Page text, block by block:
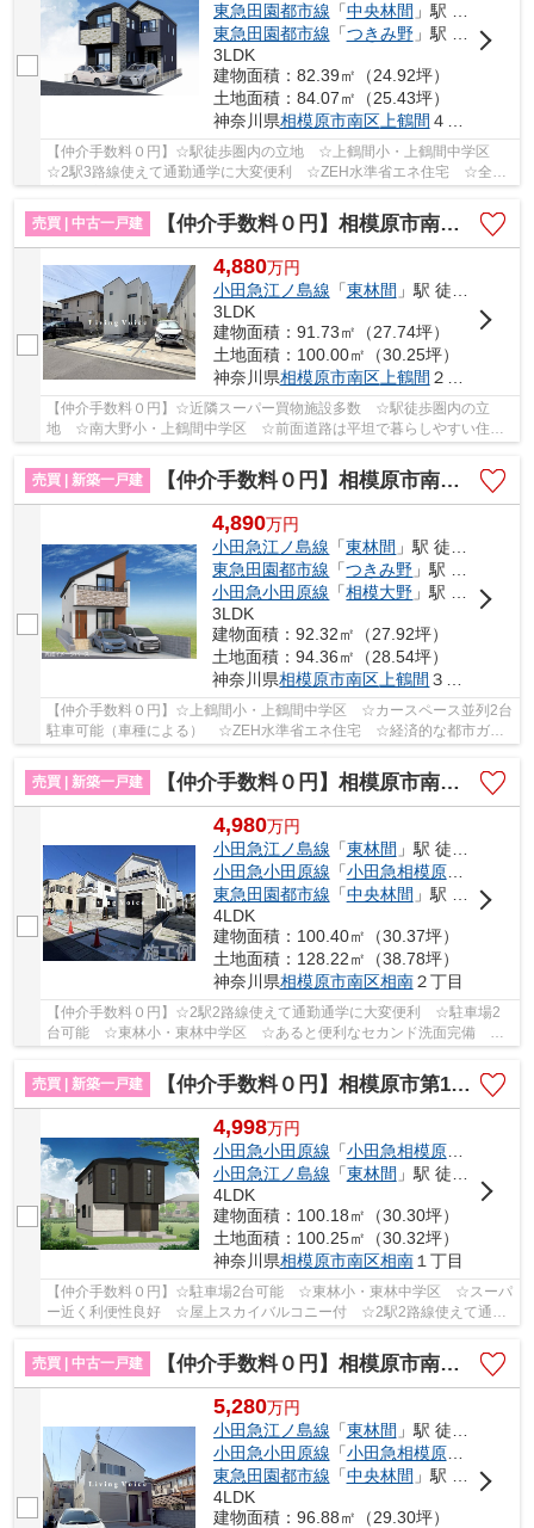
東急田園都市線 「中央林間 」駅 徒歩14分
東急田園都市線 「つきみ野」駅 徒歩21分
3LDK
建物面積：82.39㎡（24.92坪）
土地面積：84.07㎡（25.43坪）
神奈川県相模原市南区上鶴間 ４丁目
【仲介手数料０円】☆駅徒歩圏内の立地 ☆上鶴間小・上鶴間中学区
☆2駅3路線使えて通勤通学に大変便利 ☆ZEH水準省エネ住宅 ☆全居
売買 | 中古一戸建
【仲介手数料０円】相模原市南区上鶴間2丁目 中古一戸建て
4,880万円
小田急江ノ島線 「東林間 」駅 徒歩15分
3LDK
建物面積：91.73㎡（27.74坪）
土地面積：100.00㎡（30.25坪）
神奈川県相模原市南区上鶴間 ２丁目
【仲介手数料０円】☆近隣スーパー買物施設多数 ☆駅徒歩圏内の立
地 ☆南大野小・上鶴間中学区 ☆前面道路は平坦で暮らしやすい住環
売買 | 新築一戸建
【仲介手数料０円】相模原市南区上鶴間3丁目3期 新築一戸建て
4,890万円
小田急江ノ島線 「東林間 」駅 徒歩15分
東急田園都市線 「つきみ野 」駅 徒歩22分
小田急小田原線 「相模大野 」駅 徒歩24分
3LDK
建物面積：92.32㎡（27.92坪）
土地面積：94.36㎡（28.54坪）
神奈川県相模原市南区 上鶴間 ３丁目
【仲介手数料０円】☆上鶴間小・上鶴間中学区 ☆カースペース並列2台
駐車可能（車種による） ☆ZEH水準省エネ住宅 ☆経済的な都市ガス
売買 | 新築一戸建
【仲介手数料０円】相模原市南区相南2丁目5期 新築一戸建て 1号棟 全2棟
4,980万円
小田急江ノ島線 「東林間 」駅 徒歩15分
小田急小田原線 「小田急相模原」駅 徒歩
東急田園都市線 「中央林間 」駅 徒歩24分
4LDK
建物面積：100.40㎡（30.37坪）
土地面積：128.22㎡（38.78坪）
神奈川県相模原市南区相南２丁目
【仲介手数料０円】☆2駅2路線使えて通勤通学に大変便利 ☆駐車場2
台可能 ☆東林小・東林中学区 ☆あると便利なセカンド洗面完備 ☆
売買 | 新築一戸建
【仲介手数料０円】相模原市第12南区相南 新築一戸建て 全3棟
4,998万円
小田急小田原線 「小田急相模原」駅 徒歩
小田急江ノ島線 「東林間 」駅 徒歩15分
4LDK
建物面積：100.18㎡（30.30坪）
土地面積：100.25㎡（30.32坪）
神奈川県相模原市南区相南１丁目
【仲介手数料０円】☆駐車場2台可能 ☆東林小・東林中学区 ☆スーパ
ー近く利便性良好 ☆屋上スカイバルコニー付 ☆2駅2路線使えて通勤
通学に大変便利 ☆東林小・東林中学区♪ 【相模原市...
売買 | 中古一戸建
【仲介手数料０円】相模原市南区東林間6丁目 中古一戸建て
5,280万円
小田急江ノ島線 「東林間 」駅 徒歩6分
小田急小田原線 「小田急相模原」駅 徒歩
東急田園都市線 「中央林間 」駅 徒歩22分
4LDK
建物面積：96.88㎡（29.30坪）